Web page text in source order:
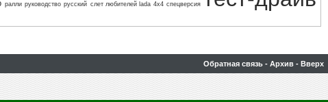
ралли руководство русский слет любителей lada 4х4 спецверсия
Обратная связь - Архив - Вверх